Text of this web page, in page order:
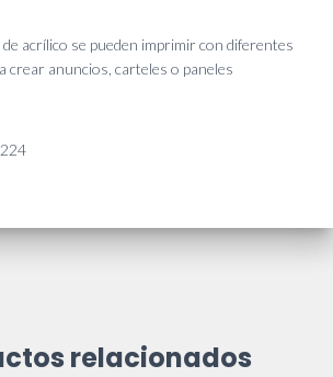
acrílico se pueden imprimir con diferentes
crear anuncios, carteles o paneles
relacionados